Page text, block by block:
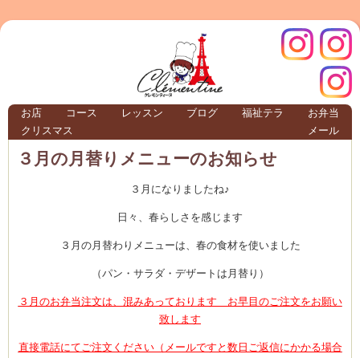
クレモンティーヌ – 新百合ヶ丘の料理教
お店 コース レッスン ブログ 福祉テラ
お弁当
クリスマス
メール
インス
クレモ
テラ
３月の月替りメニューのお知らせ
３月になりましたね♪
日々、春らしさを感じます
３月の月替わりメニューは、春の食材を使いました
（パン・サラダ・デザートは月替り）
３月のお弁当注文は、混みあっております お早目のご注文をお願い
致します
直接電話にてご注文ください（メールですと数日ご返信にかかる場合